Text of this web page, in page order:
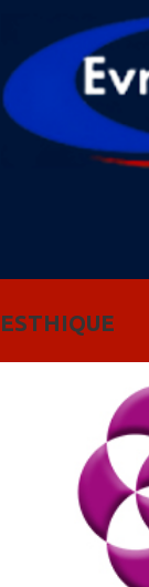
ESTHIQUE